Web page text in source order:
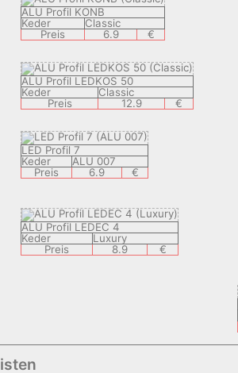
ALU Profil KONB
Keder
Classic
Preis
6.9 €
ALU Profil LEDKOS 50
Keder
Classic
Preis
12.9 €
LED Profil 7
Keder
ALU 007
Preis
6.9 €
ALU Profil LEDEC 4
Keder
Luxury
Preis
8.9 €